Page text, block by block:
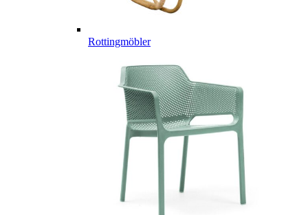
Rottingmöbler